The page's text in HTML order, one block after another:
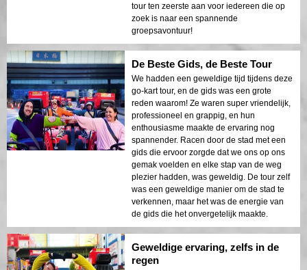
tour ten zeerste aan voor iedereen die op
zoek is naar een spannende
groepsavontuur!
De Beste Gids, de Beste Tour
We hadden een geweldige tijd tijdens deze
go-kart tour, en de gids was een grote
reden waarom! Ze waren super vriendelijk,
professioneel en grappig, en hun
enthousiasme maakte de ervaring nog
spannender. Racen door de stad met een
gids die ervoor zorgde dat we ons op ons
gemak voelden en elke stap van de weg
plezier hadden, was geweldig. De tour zelf
was een geweldige manier om de stad te
verkennen, maar het was de energie van
de gids die het onvergetelijk maakte.
Geweldige ervaring, zelfs in de
regen